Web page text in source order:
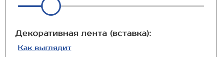
Декоративная лента (вставка):
Как выглядит